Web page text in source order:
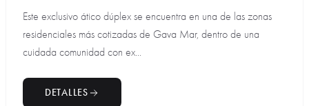
Este exclusivo ático dúplex se encuentra en una de las zonas
residenciales más cotizadas de Gava Mar, dentro de una
cuidada comunidad con ex...
DETALLES